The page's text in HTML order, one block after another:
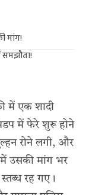
मांग!
समझौता!
में एक शादी
में फेरे शुरू होने
रोने लगी, और
उसकी मांग भर
रह गए।